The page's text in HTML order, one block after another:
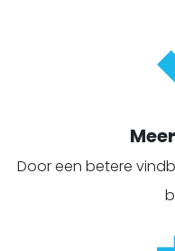
Door een betere